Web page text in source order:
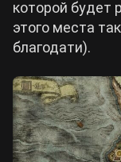
которой будет
этого места
благодати).